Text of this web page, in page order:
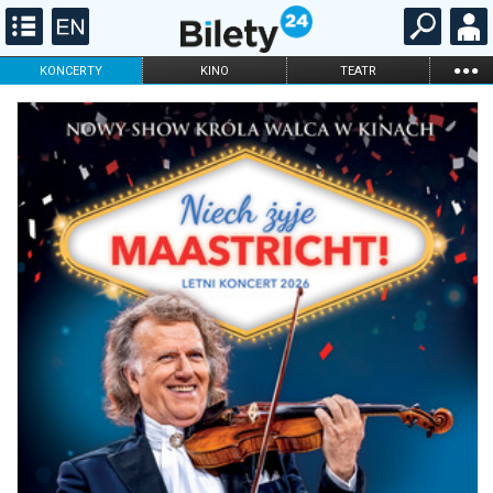
KONCERTY KINO TEATR ...
FILHARMONIA OPERA I BALET
STAND-UP
DLA DZIECI
ONLINE KARNETY